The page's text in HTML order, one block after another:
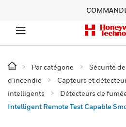
Par catégorie
Sécurité
d’incendie
Capteurs et
intelligents
Détecteurs de
Intelligent Remote Test Capable